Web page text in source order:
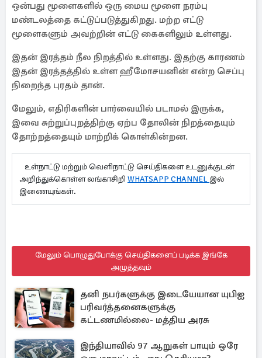
ஒன்பது மூளைகளில் ஒரு மைய மூளை நரம்பு
மண்டலத்தை கட்டுப்படுத்துகிறது. மற்ற எட்டு
மூளைகளும் அவற்றின் எட்டு கைகளிலும் உள்ளது.
இதன் இரத்தம் நீல நிறத்தில் உள்ளது. இதற்கு காரணம்
இதன் இரத்தத்தில் உள்ள ஹீமோசயனின் என்ற செப்பு
நிறைந்த புரதம் தான்.
மேலும், எதிரிகளின் பார்வையில் படாமல் இருக்க,
இவை சுற்றுப்புறத்திற்கு ஏற்ப தோலின் நிறத்தையும்
தோற்றத்தையும் மாற்றிக் கொள்கின்றன.
உள்நாட்டு மற்றும் வெளிநாட்டு செய்திகளை உடனுக்குடன்
அறிந்துக்கொள்ள லங்காசிறி WHATSAPP CHANNEL இல்
இணையுங்கள்.
மேலும் பொழுதுபோக்கு செய்திகளைப் படிக்க இங்கே
அழுத்தவும்
தனி நபர்களுக்கு இடையேயான யுபிஐ
பரிவர்த்தனைகளுக்கு
கட்டணமில்லை- மத்திய அரசு
இந்தியாவில் 97 ஆறுகள் பாயும் ஒரே